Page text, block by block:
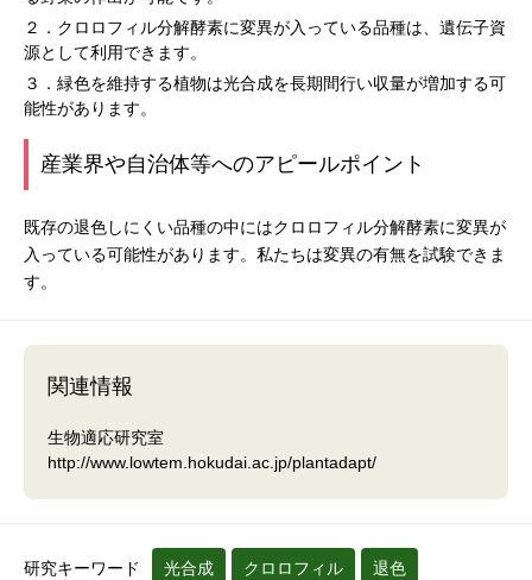
２．クロロフィル分解酵素に変異が入っている品種は、遺伝子資
源として利用できます。
３．緑色を維持する植物は光合成を長期間行い収量が増加する可
能性があります。
産業界や自治体等へのアピールポイント
既存の退色しにくい品種の中にはクロロフィル分解酵素に変異が
入っている可能性があります。私たちは変異の有無を試験できま
す。
関連情報
生物適応研究室
http://www.lowtem.hokudai.ac.jp/plantadapt/
研究キーワード 光合成 クロロフィル 退色